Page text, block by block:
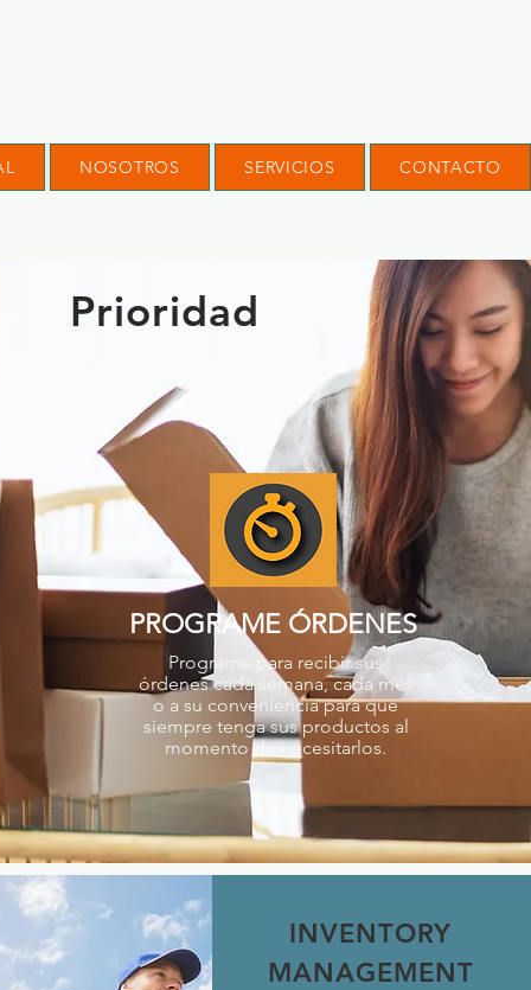
NOSOTROS SERVICIOS CONTACTO
Prioridad
PROGRAME ÓRDENES
Programe para recibir sus
órdenes cada semana, cada mes
o a su conveniencia para que
siempre tenga sus productos al
momento de necesitarlos.
INVENTORY
MANAGEMENT